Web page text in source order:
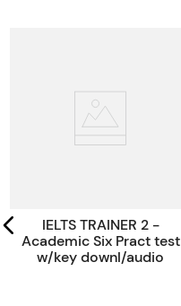
IELTS TRAINER 2 -
Academic Six Pract test
w/key downl/audio